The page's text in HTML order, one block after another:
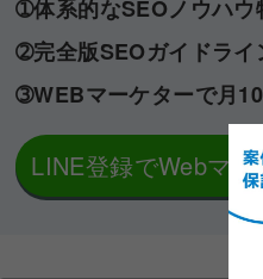
➀体系的なSEOノウハウ
➁完全版SEOガイドライ
➂WEBマーケターで月
LINE登録でWebマ